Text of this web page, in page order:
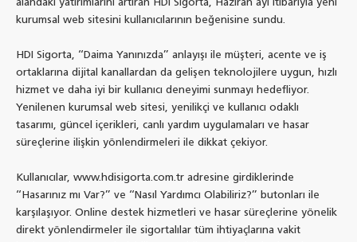
alandaki yatırımlarını artıran HDI Sigorta, Haziran ayı itibarıyla yeni
kurumsal web sitesini kullanıcılarının beğenisine sundu.
HDI Sigorta, ‘‘Daima Yanınızda’’ anlayışı ile müşteri, acente ve iş
ortaklarına dijital kanallardan da gelişen teknolojilere uygun, hızlı
hizmet ve daha iyi bir kullanıcı deneyimi sunmayı hedefliyor.
Yenilenen kurumsal web sitesi, yenilikçi ve kullanıcı odaklı
tasarımı, güncel içerikleri, canlı yardım uygulamaları ve hasar
süreçlerine ilişkin yönlendirmeleri ile dikkat çekiyor.
Kullanıcılar, www.hdisigorta.com.tr adresine girdiklerinde
‘‘Hasarınız mı Var?’’ ve ‘‘Nasıl Yardımcı Olabiliriz?’’ butonları ile
karşılaşıyor. Online destek hizmetleri ve hasar süreçlerine yönelik
direkt yönlendirmeler ile sigortalılar tüm ihtiyaçlarına vakit